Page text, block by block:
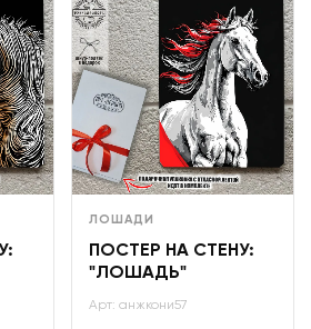
ЛОШАДИ
ПОСТЕР НА СТЕНУ:
"ЛОШАДЬ"
Арт: анжкони57